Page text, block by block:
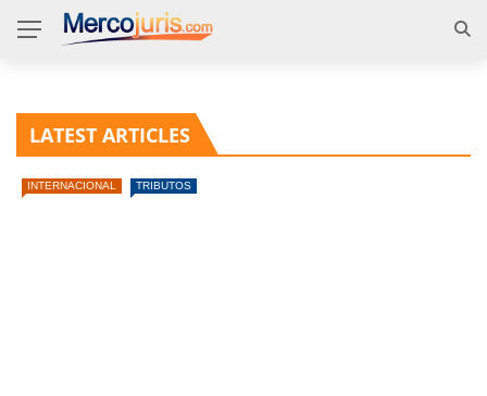
LATEST ARTICLES
INTERNACIONAL TRIBUTOS